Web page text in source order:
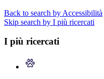
Back to search by Accessibilità
Skip search by I più ricercati
I più ricercati